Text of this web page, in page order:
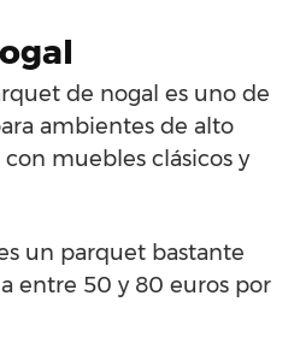
de nogal es uno de
ambientes de alto
muebles clásicos y
un parquet bastante
entre 50 y 80 euros por